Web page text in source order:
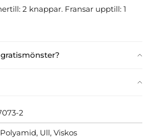
2 knappar. Fransar upptill: 1
2
Polyamid, Ull, Viskos